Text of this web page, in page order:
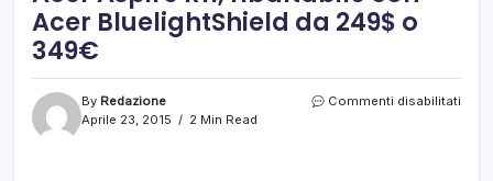
Acer BluelightShield da 249$ o
349€
By Redazione
Aprile 23, 2015
2 Min Read
Commenti disabilitati